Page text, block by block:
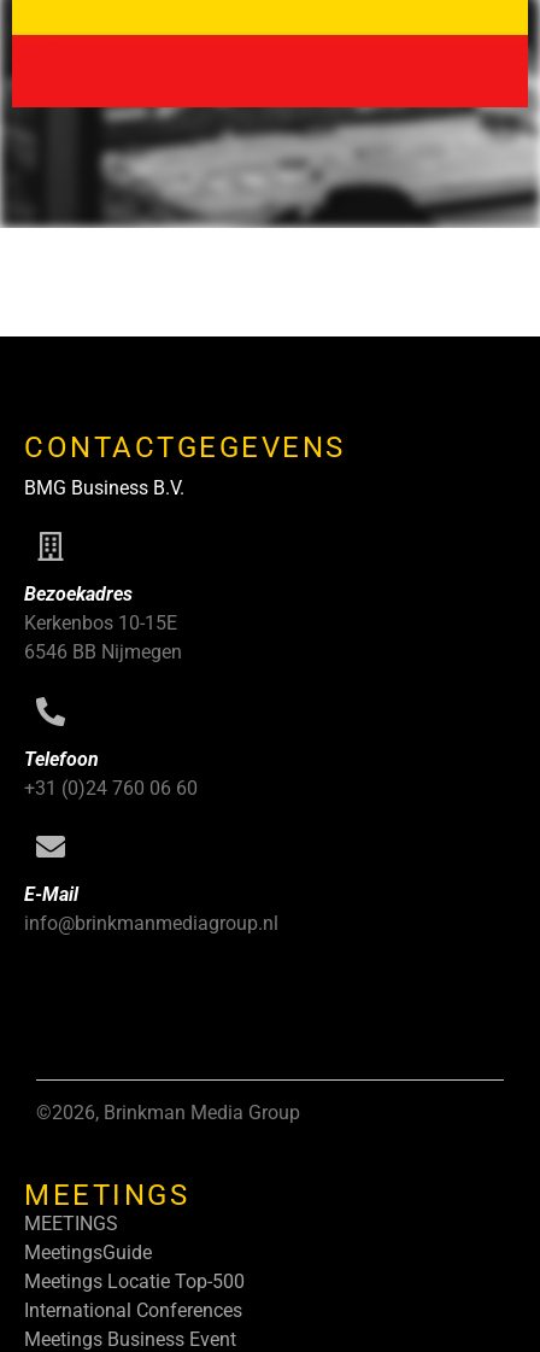
CONTACTGEGEVENS
BMG Business B.V.
Bezoekadres
Kerkenbos 10-15E
6546 BB Nijmegen
Telefoon
+31 (0)24 760 06 60
E-Mail
info@brinkmanmediagroup.nl
©2026, Brinkman Media Group
MEETINGS
MEETINGS
MeetingsGuide
Meetings Locatie Top-500
International Conferences
Meetings Business Event